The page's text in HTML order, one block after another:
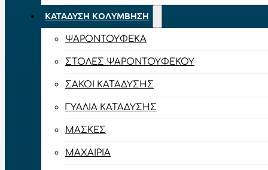
ΚΑΤΆΔΥΣΗ ΚΟΛΎΜΒΗΣΗ
ΨΑΡΟΝΤΟΎΦΕΚΑ
ΣΤΟΛΈΣ ΨΑΡΟΝΤΟΎΦΕΚΟΥ
ΣΆΚΟΙ ΚΑΤΆΔΥΣΗΣ
ΓΥΑΛΙΆ ΚΑΤΆΔΥΣΗΣ
ΜΆΣΚΕΣ
ΜΑΧΑΊΡΙΑ